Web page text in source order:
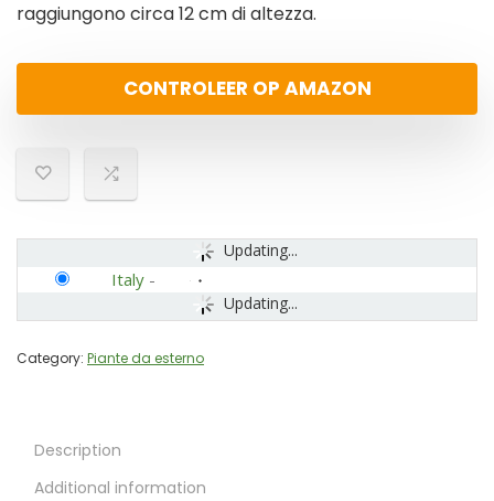
raggiungono circa 12 cm di altezza.
CONTROLEER OP AMAZON
Updating...
Updating...
Italy -
Category: Piante da esterno
Description
Additional information